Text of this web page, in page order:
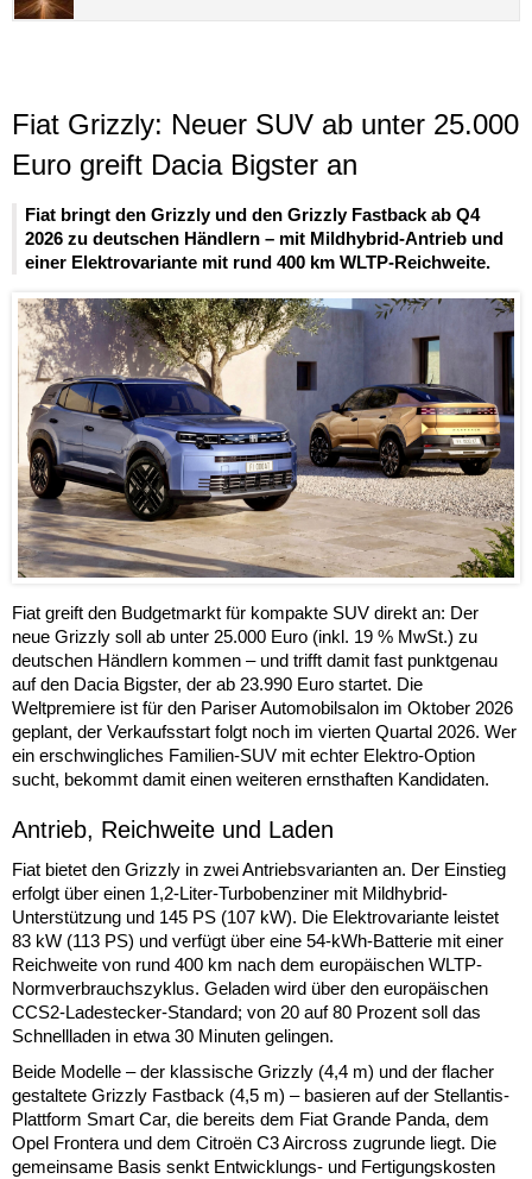
Fiat Grizzly: Neuer SUV ab unter 25.000
Euro greift Dacia Bigster an
Fiat bringt den Grizzly und den Grizzly Fastback ab Q4
2026 zu deutschen Händlern – mit Mildhybrid-Antrieb und
einer Elektrovariante mit rund 400 km WLTP-Reichweite.
Fiat greift den Budgetmarkt für kompakte SUV direkt an: Der
neue Grizzly soll ab unter 25.000 Euro (inkl. 19 % MwSt.) zu
deutschen Händlern kommen – und trifft damit fast punktgenau
auf den Dacia Bigster, der ab 23.990 Euro startet. Die
Weltpremiere ist für den Pariser Automobilsalon im Oktober 2026
geplant, der Verkaufsstart folgt noch im vierten Quartal 2026. Wer
ein erschwingliches Familien-SUV mit echter Elektro-Option
sucht, bekommt damit einen weiteren ernsthaften Kandidaten.
Antrieb, Reichweite und Laden
Fiat bietet den Grizzly in zwei Antriebsvarianten an. Der Einstieg
erfolgt über einen 1,2-Liter-Turbobenziner mit Mildhybrid-
Unterstützung und 145 PS (107 kW). Die Elektrovariante leistet
83 kW (113 PS) und verfügt über eine 54-kWh-Batterie mit einer
Reichweite von rund 400 km nach dem europäischen WLTP-
Normverbrauchszyklus. Geladen wird über den europäischen
CCS2-Ladestecker-Standard; von 20 auf 80 Prozent soll das
Schnellladen in etwa 30 Minuten gelingen.
Beide Modelle – der klassische Grizzly (4,4 m) und der flacher
gestaltete Grizzly Fastback (4,5 m) – basieren auf der Stellantis-
Plattform Smart Car, die bereits dem Fiat Grande Panda, dem
Opel Frontera und dem Citroën C3 Aircross zugrunde liegt. Die
gemeinsame Basis senkt Entwicklungs- und Fertigungskosten